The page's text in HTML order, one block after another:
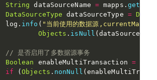
String dataSourceName = mapps . get
DataSourceType dataSourceType =
log
. info ( "当前使用的数据源
Objects . isNull (dataSourceType
// 是否启用了多数据源事务
Boolean enableMultiTransaction =
if
(Objects . nonNull (